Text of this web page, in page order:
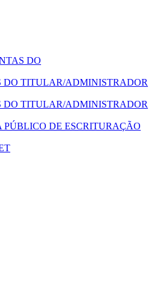
DO
DO TITULAR/ADMINISTRADOR
DO TITULAR/ADMINISTRADOR
DE ESCRITURAÇÃO